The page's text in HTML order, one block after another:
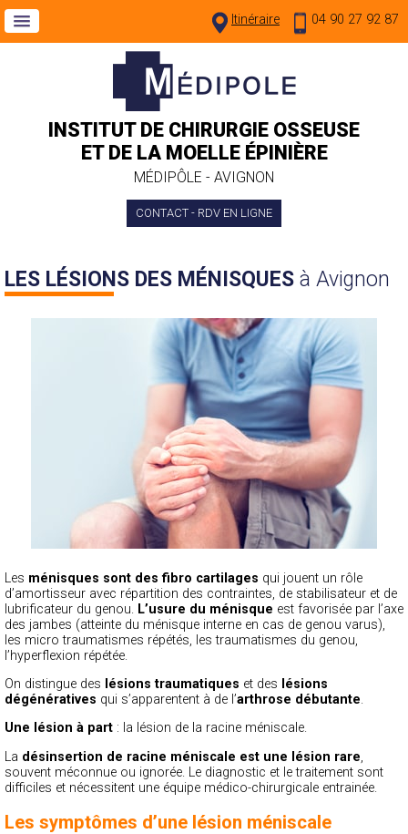
04 90 27 92 87
Itinéraire
INSTITUT DE CHIRURGIE OSSEUSE
ET DE LA MOELLE ÉPINIÈRE
MÉDIPÔLE - AVIGNON
CONTACT - RDV EN LIGNE
LES LÉSIONS DES MÉNISQUES à Avignon
Les ménisques sont des fibro cartilages qui jouent un rôle
d’amortisseur avec répartition des contraintes, de stabilisateur et de
lubrificateur du genou. L’usure du ménisque est favorisée par l’axe
des jambes (atteinte du ménisque interne en cas de genou varus),
les micro traumatismes répétés, les traumatismes du genou,
l’hyperflexion répétée.
On distingue des lésions traumatiques et des lésions
dégénératives qui s’apparentent à de l’arthrose débutante.
Une lésion à part : la lésion de la racine méniscale.
La désinsertion de racine méniscale est une lésion rare,
souvent méconnue ou ignorée. Le diagnostic et le traitement sont
difficiles et nécessitent une équipe médico-chirurgicale entrainée.
Les symptômes d’une lésion méniscale